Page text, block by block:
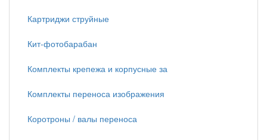
Картриджи струйные
Кит-фотобарабан
Комплекты крепежа и корпусные за
Комплекты переноса изображения
Коротроны / валы переноса